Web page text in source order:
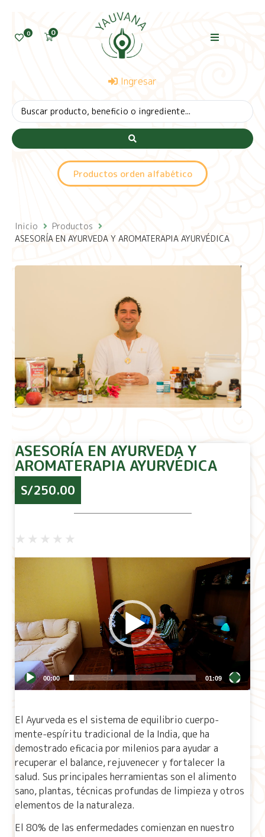
0 0
Ingresar
Productos orden alfabético
Inicio
Productos
ASESORÍA EN AYURVEDA Y AROMATERAPIA AYURVÉDICA
ASESORÍA EN AYURVEDA Y
AROMATERAPIA AYURVÉDICA
S/250.00
★ ★ ★ ★ ★
de
vídeo
00:00 01:09
El Ayurveda es el sistema de equilibrio cuerpo-
mente-espíritu tradicional de la India, que ha
demostrado eficacia por milenios para ayudar a
recuperar el balance, rejuvenecer y fortalecer la
salud. Sus principales herramientas son el alimento
sano, plantas, técnicas profundas de limpieza y otros
elementos de la naturaleza.
El 80% de las enfermedades comienzan en nuestro